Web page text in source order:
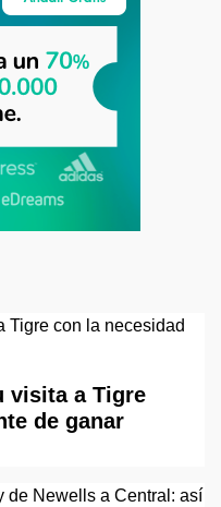
visita a Tigre
de ganar